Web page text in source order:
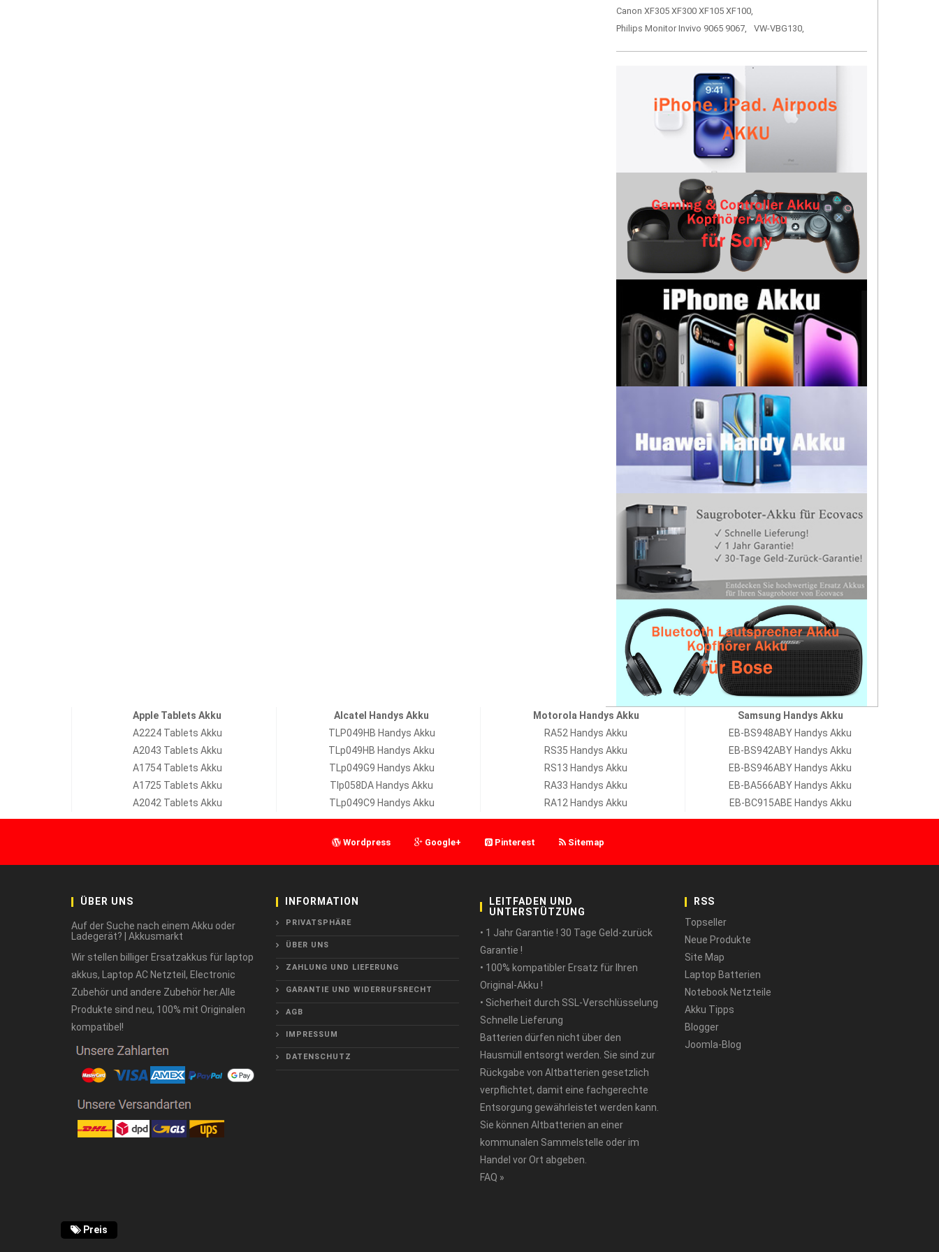
Canon XF305 XF300 XF105 XF100,
Philips Monitor Invivo 9065 9067,
VW-VBG130,
Apple Tablets Akku
A2224 Tablets Akku
A2043 Tablets Akku
A1754 Tablets Akku
A1725 Tablets Akku
A2042 Tablets Akku
Alcatel Handys Akku
TLP049HB Handys Akku
TLp049HB Handys Akku
TLp049G9 Handys Akku
Tlp058DA Handys Akku
TLp049C9 Handys Akku
Motorola Handys Akku
RA52 Handys Akku
RS35 Handys Akku
RS13 Handys Akku
RA33 Handys Akku
RA12 Handys Akku
Samsung Handys Akku
EB-BS948ABY Handys Akku
EB-BS942ABY Handys Akku
EB-BS946ABY Handys Akku
EB-BA566ABY Handys Akku
EB-BC915ABE Handys Akku
Wordpress Google+ Pinterest Sitemap
ÜBER UNS
Auf der Suche nach einem Akku oder
Ladegerät? | Akkusmarkt
Wir stellen billiger Ersatzakkus für laptop
akkus, Laptop AC Netzteil, Electronic
Zubehör und andere Zubehör her.Alle
Produkte sind neu, 100% mit Originalen
kompatibel!
INFORMATION
PRIVATSPHÄRE
ÜBER UNS
ZAHLUNG UND LIEFERUNG
GARANTIE UND WIDERRUFSRECHT
AGB
IMPRESSUM
DATENSCHUTZ
LEITFADEN UND
UNTERSTÜTZUNG
• 1 Jahr Garantie ! 30 Tage Geld-zurück
Garantie !
• 100% kompatibler Ersatz für Ihren
Original-Akku !
• Sicherheit durch SSL-Verschlüsselung
Schnelle Lieferung
Batterien dürfen nicht über den
Hausmüll entsorgt werden. Sie sind zur
Rückgabe von Altbatterien gesetzlich
verpflichtet, damit eine fachgerechte
Entsorgung gewährleistet werden kann.
Sie können Altbatterien an einer
kommunalen Sammelstelle oder im
Handel vor Ort abgeben.
FAQ »
RSS
Topseller
Neue Produkte
Site Map
Laptop Batterien
Notebook Netzteile
Akku Tipps
Blogger
Joomla-Blog
Preis